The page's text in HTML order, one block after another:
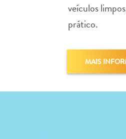
veículos
prático.
MAIS